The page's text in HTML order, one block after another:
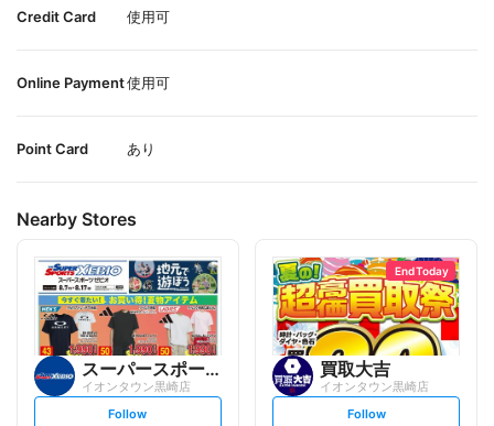
Credit Card 使用可
Online Payment使用可
Point Card あり
Nearby Stores
スーパースポーツゼビオ
イオンタウン黒崎店
s
Follow
End Today
買取大吉
イオンタウン黒崎店
s
Follow